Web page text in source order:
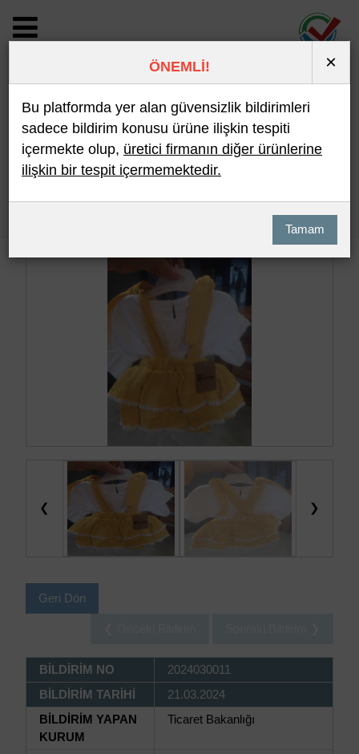
BİLDİRİM DETAYI
Son 10 Bildirim En Çok İncelenen
❮ ❯
Geri Dön
BİLDİRİM NO
2024030011
BİLDİRİM TARİHİ
21.03.2024
BİLDİRİM YAPAN
KURUM
Ticaret Bakanlığı
ÖNEMLİ! ×
Bu platformda yer alan güvensizlik bildirimleri
sadece bildirim konusu ürüne ilişkin tespiti
içermekte olup, üretici firmanın diğer ürünlerine
ilişkin bir tespit içermemektedir.
Tamam